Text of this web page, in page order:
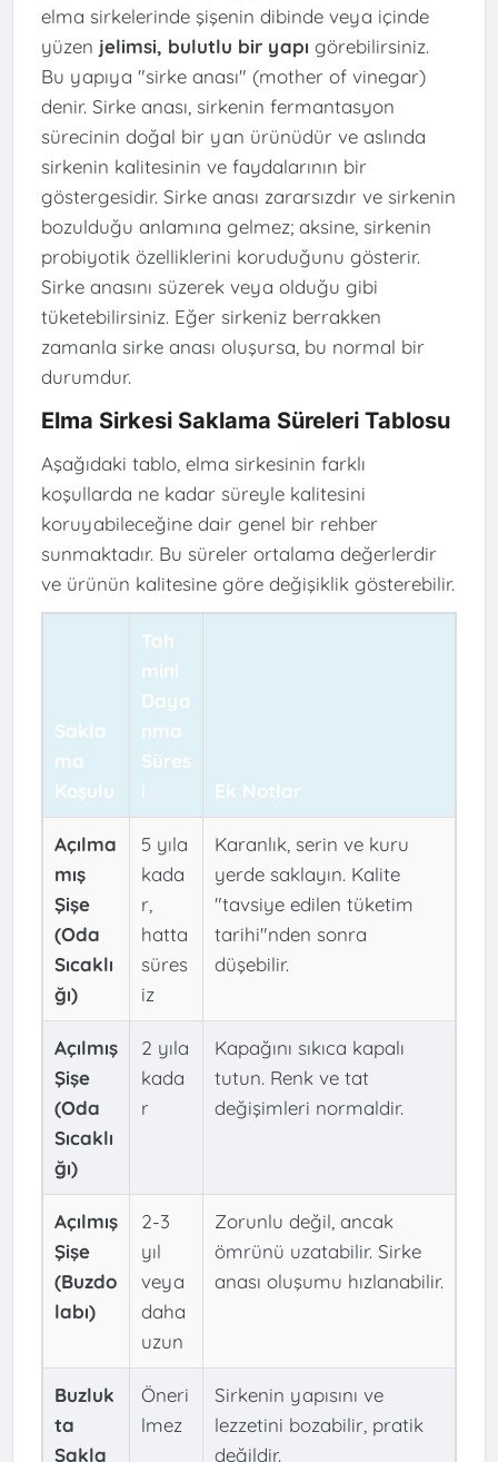
elma sirkelerinde şişenin dibinde veya içinde
yüzen jelimsi, bulutlu bir yapı görebilirsiniz.
Bu yapıya "sirke anası" (mother of vinegar)
denir. Sirke anası, sirkenin fermantasyon
sürecinin doğal bir yan ürünüdür ve aslında
sirkenin kalitesinin ve faydalarının bir
göstergesidir. Sirke anası zararsızdır ve sirkenin
bozulduğu anlamına gelmez; aksine, sirkenin
probiyotik özelliklerini koruduğunu gösterir.
Sirke anasını süzerek veya olduğu gibi
tüketebilirsiniz. Eğer sirkeniz berrakken
zamanla sirke anası oluşursa, bu normal bir
durumdur.
Elma Sirkesi Saklama Süreleri Tablosu
Aşağıdaki tablo, elma sirkesinin farklı
koşullarda ne kadar süreyle kalitesini
koruyabileceğine dair genel bir rehber
sunmaktadır. Bu süreler ortalama değerlerdir
ve ürünün kalitesine göre değişiklik gösterebilir.
Sakla
ma
Koşulu
Tah
mini
Daya
nma
Süres
i
Ek Notlar
Açılma
mış
Şişe
(Oda
Sıcaklı
ğı)
5 yıla
kada
r,
hatta
süres
iz
Karanlık, serin ve kuru
yerde saklayın. Kalite
"tavsiye edilen tüketim
tarihi"nden sonra
düşebilir.
Açılmış
Şişe
(Oda
Sıcaklı
ğı)
2 yıla
kada
r
Kapağını sıkıca kapalı
tutun. Renk ve tat
değişimleri normaldir.
Açılmış
Şişe
(Buzdo
labı)
2-3
yıl
veya
daha
uzun
Zorunlu değil, ancak
ömrünü uzatabilir. Sirke
anası oluşumu hızlanabilir.
Buzluk
ta
Sakla
Öneri
lmez
Sirkenin yapısını ve
lezzetini bozabilir, pratik
değildir.